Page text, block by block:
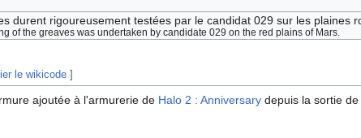
durent rigoureusement testées par le candidat 029 sur les plaines
of the greaves was undertaken by candidate 029 on the red plains of Mars.
le wikicode ]
ajoutée à l'armurerie de Halo 2 : Anniversary depuis la sortie de